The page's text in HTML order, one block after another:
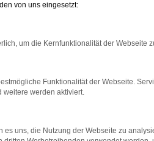
bestimmter Seiten
beheben.
auf dem neuesten Stand
von uns eingesetzt:
um die Kernfunktionalität der Webseite
Funktionalität der Webseite.
weitere werden aktiviert.
es uns, die Nutzung der Webseite zu